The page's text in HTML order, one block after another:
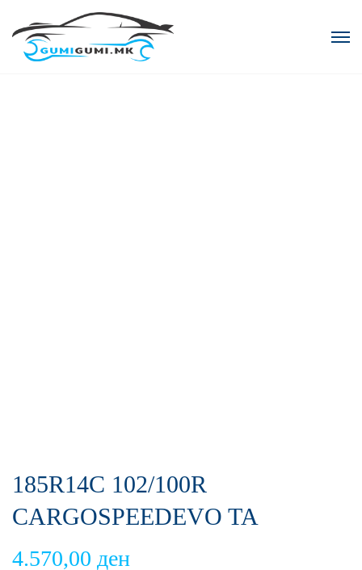
185R14C 102/100R
CARGOSPEEDEVO TA
4.570,00 ден